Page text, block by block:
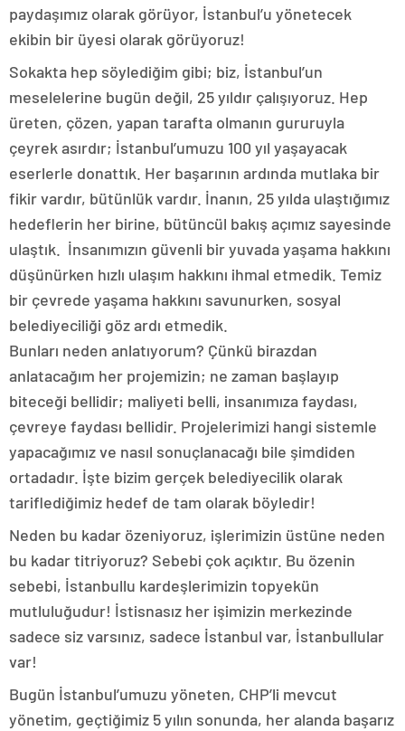
paydaşımız olarak görüyor, İstanbul’u yönetecek
ekibin bir üyesi olarak görüyoruz!
Sokakta hep söylediğim gibi; biz, İstanbul’un
meselelerine bugün değil, 25 yıldır çalışıyoruz. Hep
üreten, çözen, yapan tarafta olmanın gururuyla
çeyrek asırdır; İstanbul’umuzu 100 yıl yaşayacak
eserlerle donattık. Her başarının ardında mutlaka bir
fikir vardır, bütünlük vardır. İnanın, 25 yılda ulaştığımız
hedeflerin her birine, bütüncül bakış açımız sayesinde
ulaştık. İnsanımızın güvenli bir yuvada yaşama hakkını
düşünürken hızlı ulaşım hakkını ihmal etmedik. Temiz
bir çevrede yaşama hakkını savunurken, sosyal
belediyeciliği göz ardı etmedik.
Bunları neden anlatıyorum? Çünkü birazdan
anlatacağım her projemizin; ne zaman başlayıp
biteceği bellidir; maliyeti belli, insanımıza faydası,
çevreye faydası bellidir. Projelerimizi hangi sistemle
yapacağımız ve nasıl sonuçlanacağı bile şimdiden
ortadadır. İşte bizim gerçek belediyecilik olarak
tariflediğimiz hedef de tam olarak böyledir!
Neden bu kadar özeniyoruz, işlerimizin üstüne neden
bu kadar titriyoruz? Sebebi çok açıktır. Bu özenin
sebebi, İstanbullu kardeşlerimizin topyekün
mutluluğudur! İstisnasız her işimizin merkezinde
sadece siz varsınız, sadece İstanbul var, İstanbullular
var!
Bugün İstanbul’umuzu yöneten, CHP’li mevcut
yönetim, geçtiğimiz 5 yılın sonunda, her alanda başarız